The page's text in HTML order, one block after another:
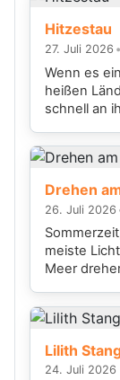
Hitzestau
27. Juli 2026
Wenn es
heißen
schnell an
Drehen
26. Juli 2026
meiste
Meer
Lilith
24. Juli 2026